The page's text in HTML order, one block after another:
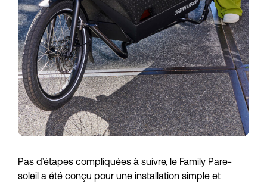
Pas d’étapes compliquées à suivre, le Family Pare-
soleil a été conçu pour une installation simple et